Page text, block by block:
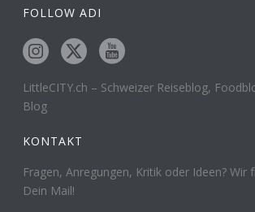
FOLLOW ADI
LittleCITY.ch – Schweizer Reiseblog,
Blog
KONTAKT
Fragen, Anregungen, Kritik oder Ideen? Wir
Dein Mail!